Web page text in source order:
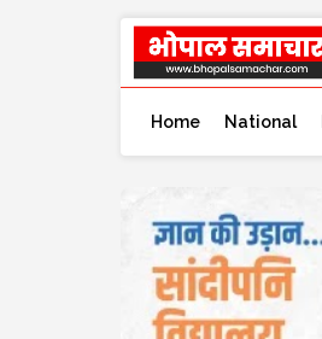
Home National